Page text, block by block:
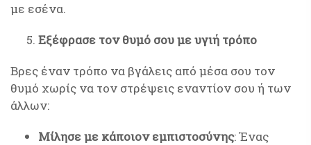
με εσένα.
Εξέφρασε τον θυμό σου με υγιή τρόπο
Βρες έναν τρόπο να βγάλεις από μέσα σου τον
θυμό χωρίς να τον στρέψεις εναντίον σου ή των
άλλων:
Μίλησε με κάποιον εμπιστοσύνης: Ένας